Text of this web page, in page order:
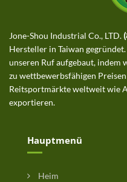
Jone-Shou Industrial Co., LTD.
Hersteller in Taiwan
unseren Ruf aufgebaut,
zu wettbewerbsfähigen
Reitsportmärkte weltweit wie
exportieren.
Hauptmenü
Heim